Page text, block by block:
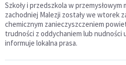
Szkoły i przedszkola w przemysłowym
zachodniej Malezji zostały we wtorek
chemicznym zanieczyszczeniem
trudności z oddychaniem lub nudności
informuje lokalna prasa.